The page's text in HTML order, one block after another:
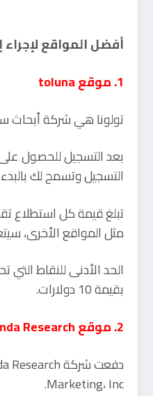
أفضل المواقع لإجراء
1. موقع toluna
تولونا هي شركة أبحاث
بعد التسجيل للحصول
التسجيل وتسمح لك بالبدء في
مثل المواقع الأخرى،
بقيمة 10 دولارات.
2. موقع Panda Research
Marketing، Inc.